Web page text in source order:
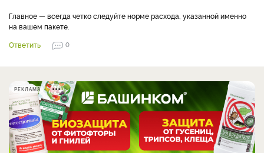
Главное — всегда четко следуйте норме расхода, указанной именно
на вашем пакете.
Ответить
0
РЕКЛАМА